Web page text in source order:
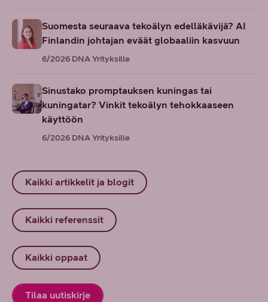
Suomesta seuraava tekoälyn edelläkävijä? AI
Finlandin johtajan eväät globaaliin kasvuun
6/2026 DNA Yrityksille
Sinustako promptauksen kuningas tai
kuningatar? Vinkit tekoälyn tehokkaaseen
käyttöön
6/2026 DNA Yrityksille
Kaikki artikkelit ja blogit
Kaikki referenssit
Kaikki oppaat
Tilaa uutiskirje